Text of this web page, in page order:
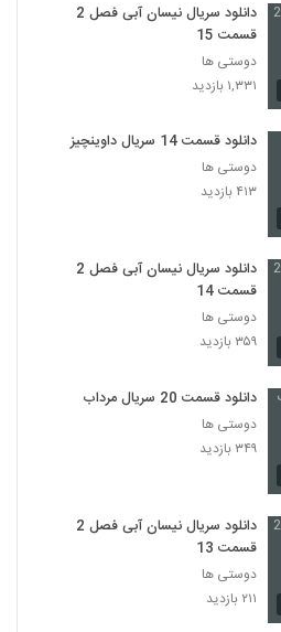
دانلود سریال نیسان آبی فصل 2
قسمت 15
دوستی ها
۱,۳۳۱ بازدید
دانلود قسمت 14 سریال داوینچیز
دوستی ها
۴۱۳ بازدید
دانلود سریال نیسان آبی فصل 2
قسمت 14
دوستی ها
۳۵۹ بازدید
دانلود قسمت 20 سریال مرداب
دوستی ها
۳۴۹ بازدید
دانلود سریال نیسان آبی فصل 2
قسمت 13
دوستی ها
۲۱۱ بازدید